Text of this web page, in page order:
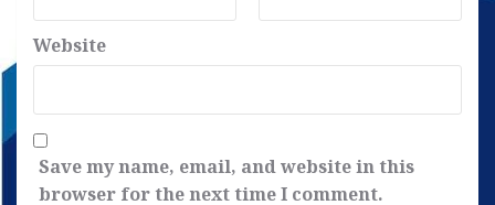
Website
Save my name, email, and website in this
browser for the next time I comment.